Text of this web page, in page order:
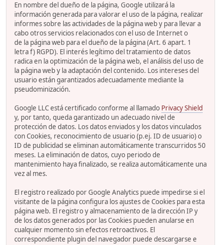
En nombre del dueño de la página, Google utilizará la
información generada para valorar el uso de la página, realizar
informes sobre las actividades de la página web y para llevar a
cabo otros servicios relacionados con el uso de Internet o
de la página web para el dueño de la página (Art. 6 apart. 1
letra f) RGPD). El interés legítimo del tratamiento de datos
radica en la optimización de la página web, el análisis del uso de
la página web y la adaptación del contenido. Los intereses del
usuario están garantizados adecuadamente mediante la
pseudominización.
Google LLC está certificado conforme al llamado Privacy Shield
y, por tanto, queda garantizado un adecuado nivel de
protección de datos. Los datos enviados y los datos vinculados
con Cookies, reconocimiento de usuario (p.ej. ID de usuario) o
ID de publicidad se eliminan automáticamente transcurridos 50
meses. La eliminación de datos, cuyo periodo de
mantenimiento haya finalizado, se realiza automáticamente una
vez al mes.
El registro realizado por Google Analytics puede impedirse si el
visitante de la página configura los ajustes de Cookies para esta
página web. El registro y almacenamiento de la dirección IP y
de los datos generados por las Cookies pueden anularse en
cualquier momento sin efectos retroactivos. El
correspondiente plugin del navegador puede descargarse e